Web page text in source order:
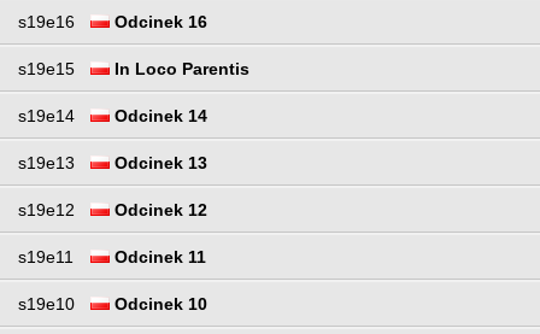
s19e16 Odcinek 16
s19e15 In Loco Parentis
s19e14 Odcinek 14
s19e13 Odcinek 13
s19e12 Odcinek 12
s19e11 Odcinek 11
s19e10 Odcinek 10